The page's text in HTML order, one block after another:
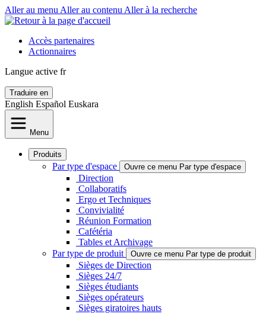
Aller au menu Aller au contenu Aller à la recherche
Accès partenaires
Actionnaires
Langue active fr
Traduire en
English Español Euskara
Menu
Produits
Par type d'espace Ouvre ce menu Par type d'espace
Direction
Collaboratifs
Ergo et Techniques
Convivialité
Réunion Formation
Cafétéria
Tables et Archivage
Par type de produit
Ouvre ce menu Par type de produit
Sièges de Direction
Sièges 24/7
Sièges étudiants
Sièges opérateurs
Sièges giratoires hauts